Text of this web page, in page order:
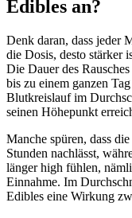
Edibles an?
Denk daran, dass jeder
die Dosis, desto stärker
Die Dauer des
bis zu einem ganzen
Blutkreislauf im
seinen Höhepunkt
Manche spüren, dass
Stunden nachlässt,
länger high fühlen,
Einnahme. Im
Edibles eine Wirkung